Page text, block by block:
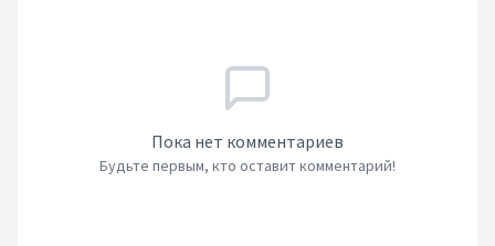
Пока нет комментариев
Будьте первым, кто оставит комментарий!